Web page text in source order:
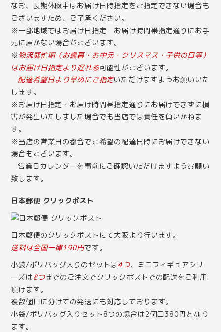
なお、長期休暇中はお届け日時指定をご指定できない場合も
ございますため、ご了承ください。
※一部地域ではお届け日指定・お届け時間帯指定通りにお手
元に届かない場合がございます。
※物流繁忙期（お歳暮・お中元・クリスマス・子供の日等）
はお届け日指定より遅れる可能性がございます。
配達希望日より早めにご指定いただけますようお願いいた
します。
※お届け日指定・お届け時間帯指定通りにお届けできずに損
害が発生いたしました場合でも当店では責任を負いかねま
す。
※当店の営業日の都合でご希望の配達日時にお届けできない
場合もございます。
営業日カレンダーを事前にご確認いただけますようお願い
致します。
日本郵便 クリックポスト
日本郵便のクリックポストにて大阪より行います。
送料は全国一律190円です。
小袋/ポリバッグ入りのセットは4つ、ミニフィギュアシリ
ーズは8つまでのご注文でクリックポストでの配送をご利用
頂けます。
複数個口に分けての発送にも対応しております。
小袋/ポリバッグ入りセット8つの場合は2個口380円となり
ます。